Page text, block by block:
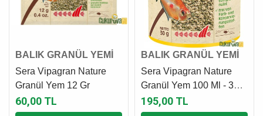
BALIK GRANÜL YEMİ
Sera Vipagran Nature
Granül Yem 12 Gr
60,00 TL
BALIK GRANÜL YEMİ
Sera Vipagran Nature
Granül Yem 100 Ml - 30
Gr
195,00 TL